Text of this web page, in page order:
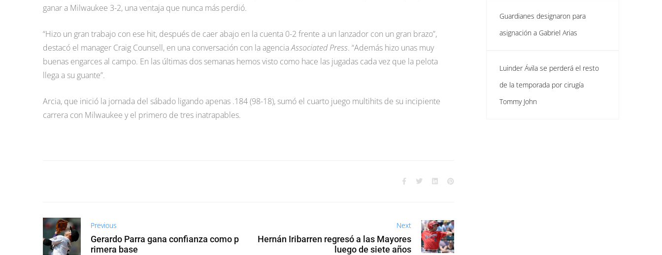
ganar a Milwaukee 3-2, una ventaja que nunca más perdió.
“Hizo un gran trabajo con ese hit, después de caer abajo en la cuenta 0-2 frente a un lanzador con un gran brazo”,
destacó el manager Craig Counsell, en una conversación con la agenciaAssociated Press. “Además hizo unas muy
buenas engarces al campo. En las últimas dos semanas hemos visto como hace las jugadas cada vez que la pelota
llega a su guante”.
Arcia, que inició la jornada del sábado ligando apenas .184 (98-18), sumó el cuarto juego multihits de su incipiente
carrera con Milwaukee y el primero de tres inatrapables.
Previous
Gerardo Parra gana confianza como p
rimera base
Next
Hernán Iribarren regresó a las Mayores
luego de siete años
Guardianes designaron para
asignación a Gabriel Arias
Luinder Ávila se perderá el resto
de la temporada por cirugía
Tommy John